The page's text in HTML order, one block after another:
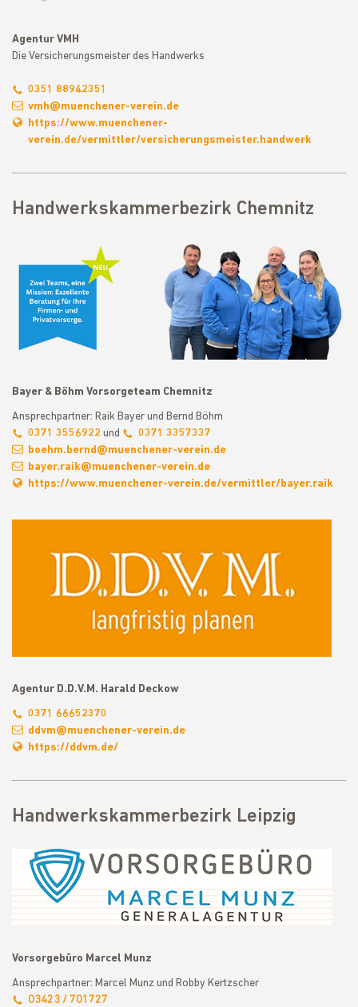
Agentur VMH
Die Versicherungsmeister des Handwerks
0351 88942351
vmh@muenchener-verein.de
https://www.muenchener-
verein.de/vermittler/versicherungsmeister.handwerk
Handwerkskammerbezirk Chemnitz
Bayer & Böhm Vorsorgeteam Chemnitz
Ansprechpartner: Raik Bayer und Bernd Böhm
0371 3556922 und
0371 3357337
boehm.bernd@muenchener-verein.de
bayer.raik@muenchener-verein.de
https://www.muenchener-verein.de/vermittler/bayer.raik
Agentur D.D.V.M. Harald Deckow
0371 66652370
ddvm@muenchener-verein.de
https://ddvm.de/
Handwerkskammerbezirk Leipzig
Vorsorgebüro Marcel Munz
Ansprechpartner: Marcel Munz und Robby Kertzscher
03423 / 701727